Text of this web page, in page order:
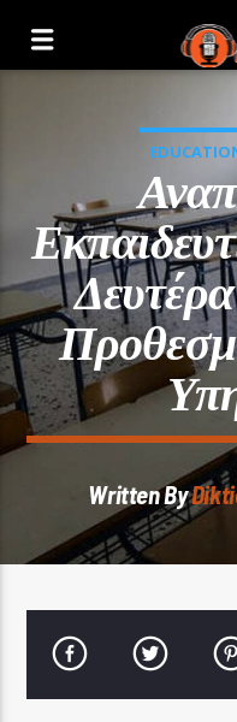
LA FAMIGLIA RADIO
Written By